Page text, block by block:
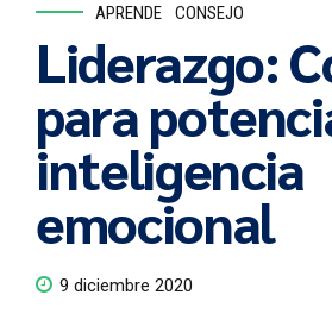
APRENDE CONSEJO
Liderazgo:
para
inteligencia
emocional
9 diciembre 2020